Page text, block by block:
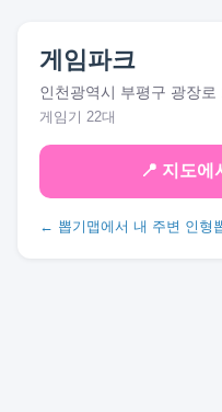
게임파크
인천광역시 부평구 광장
게임기 22대
📍 지도에
← 뽑기맵에서 내 주변 인형